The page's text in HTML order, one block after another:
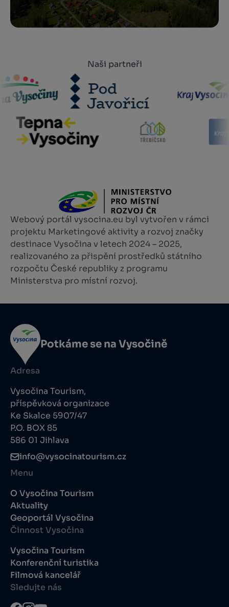
Naši partneři
Webový portál vysocina.eu byl vytvořen v rámci
projektu Marketingové aktivity a rozvoj značky
destinace Vysočina v letech 2024 – 2025,
realizovaného za přispění prostředků státního
rozpočtu České republiky z programu
Ministerstva pro místní rozvoj.
Potkáme se na Vysočině
Adresa
Vysočina Tourism,
příspěvková organizace
Ke Skalce 5907/47
P.O. BOX 85
586 01 Jihlava
info@vysocinatourism.cz
Menu
O Vysočina Tourism
Aktuality
Geoportál Vysočina
Činnost Vysočina
Vysočina Tourism
Konferenční turistika
Filmová kancelář
Sledujte nás